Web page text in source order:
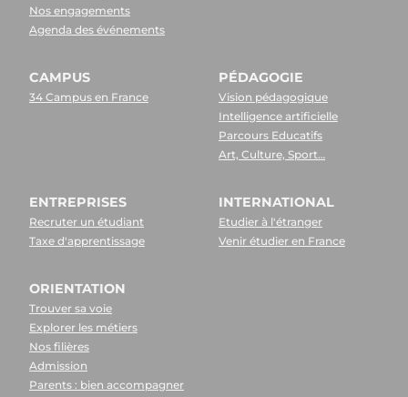
Nos engagements
Agenda des événements
CAMPUS
34 Campus en France
PÉDAGOGIE
Vision pédagogique
Intelligence artificielle
Parcours Educatifs
Art, Culture, Sport…
ENTREPRISES
Recruter un étudiant
Taxe d'apprentissage
INTERNATIONAL
Etudier à l'étranger
Venir étudier en France
ORIENTATION
Trouver sa voie
Explorer les métiers
Nos filières
Admission
Parents : bien accompagner